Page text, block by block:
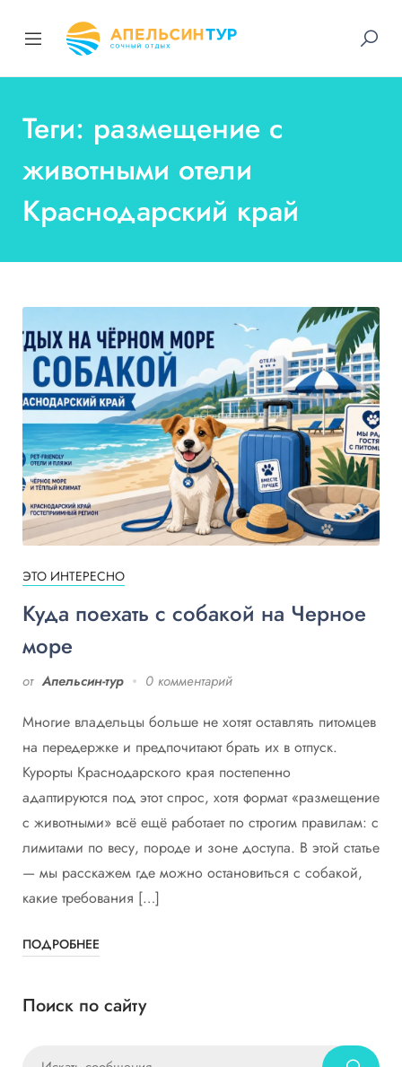
Теги: размещение с
животными отели
Краснодарский край
ЭТО ИНТЕРЕСНО
Куда поехать с собакой на Черное
море
от Апельсин-тур 0 комментарий
Многие владельцы больше не хотят оставлять питомцев
на передержке и предпочитают брать их в отпуск.
Курорты Краснодарского края постепенно
адаптируются под этот спрос, хотя формат «размещение
с животными» всё ещё работает по строгим правилам: с
лимитами по весу, породе и зоне доступа. В этой статье
— мы расскажем где можно остановиться с собакой,
какие требования […]
ПОДРОБНЕЕ
Поиск по сайту